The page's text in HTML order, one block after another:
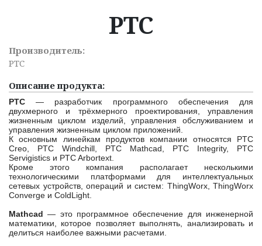
PTC
Производитель:
PTC
Описание продукта:
PTC — разработчик программного обеспечения для
двухмерного и трёхмерного проектирования, управления
жизненным циклом изделий, управления обслуживанием и
управления жизненным циклом приложений.
К основным линейкам продуктов компании относятся PTC
Creo, PTC Windchill, PTC Mathcad, PTC Integrity, PTC
Servigistics и PTC Arbortext.
Кроме этого компания располагает несколькими
технологическими платформами для интеллектуальных
сетевых устройств, операций и систем: ThingWorx, ThingWorx
Converge и ColdLight.
Mathcad — это программное обеспечение для инженерной
математики, которое позволяет выполнять, анализировать и
делиться наиболее важными расчетами.